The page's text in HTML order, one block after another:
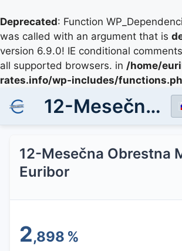
Deprecated: Function
was called with an argument that is
version 6.9.0! IE conditional
all supported browsers. in /home/
rates.info/wp-includes/
12-Mesečna Obrestna Mera Euribor
12-Mesečna Obrestna
Euribor
2,898 %